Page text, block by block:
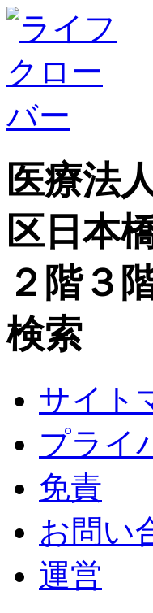
医療法
区日本
２階３
検索
サイト
プライ
免責
お問い
運営